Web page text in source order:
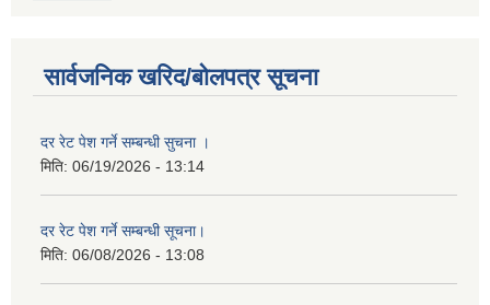
सार्वजनिक खरिद/बोलपत्र सूचना
दर रेट पेश गर्ने सम्बन्धी सुचना ।
मिति: 06/19/2026 - 13:14
दर रेट पेश गर्ने सम्बन्धी सूचना।
मिति: 06/08/2026 - 13:08